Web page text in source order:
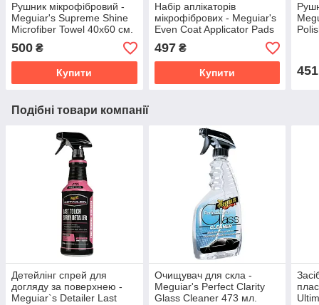
Рушник мікрофібровий -
Meguiar's Supreme Shine
Microfiber Towel 40х60 см.
жовтий (X2010EU)
500 ₴
Купити
Набір аплікаторів
мікрофібрових - Meguiar's
Even Coat Applicator Pads
2 шт. білий (X3080EU)
497₴
Купити 451
Подібні товари компанії
Детейлінг спрей для
догляду за поверхнею -
Meguiar`s Detailer Last
Очищувач для скла -
Meguiar's Perfect Clarity
Glass Cleaner 473 мл.